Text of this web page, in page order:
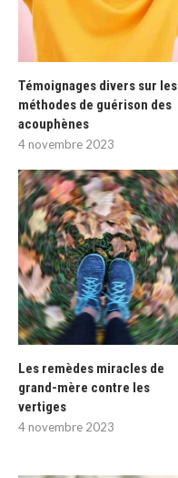
Témoignages divers sur les
méthodes de guérison des
acouphènes
4 novembre 2023
Les remèdes miracles de
grand-mère contre les
vertiges
4 novembre 2023